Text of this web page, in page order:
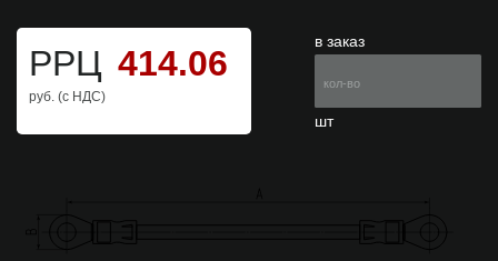
РРЦ
руб. (с НДС)
414.06
в заказ
шт